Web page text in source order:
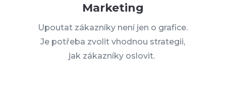
Marketing
Upoutat zákazníky není jen o grafice.
Je potřeba zvolit vhodnou strategii,
jak zákazníky oslovit.